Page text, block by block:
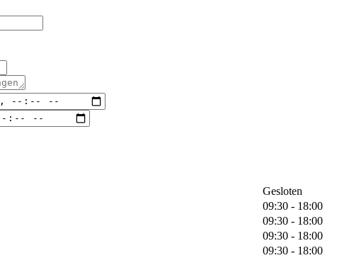
Gesloten
09:30 - 18:00
09:30 - 18:00
09:30 - 18:00
09:30 - 18:00